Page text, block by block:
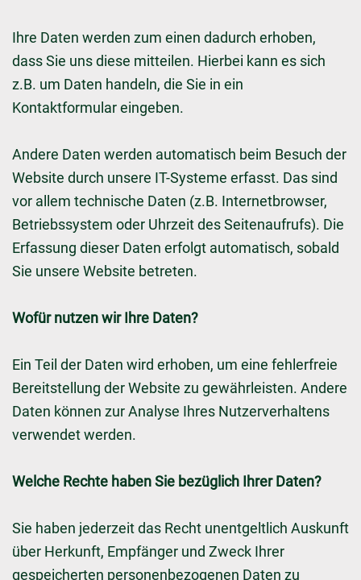
Ihre Daten werden zum einen dadurch erhoben,
dass Sie uns diese mitteilen. Hierbei kann es sich
z.B. um Daten handeln, die Sie in ein
Kontaktformular eingeben.
Andere Daten werden automatisch beim Besuch der
Website durch unsere IT-Systeme erfasst. Das sind
vor allem technische Daten (z.B. Internetbrowser,
Betriebssystem oder Uhrzeit des Seitenaufrufs). Die
Erfassung dieser Daten erfolgt automatisch, sobald
Sie unsere Website betreten.
Wofür nutzen wir Ihre Daten?
Ein Teil der Daten wird erhoben, um eine fehlerfreie
Bereitstellung der Website zu gewährleisten. Andere
Daten können zur Analyse Ihres Nutzerverhaltens
verwendet werden.
Welche Rechte haben Sie bezüglich Ihrer Daten?
Sie haben jederzeit das Recht unentgeltlich Auskunft
über Herkunft, Empfänger und Zweck Ihrer
gespeicherten personenbezogenen Daten zu